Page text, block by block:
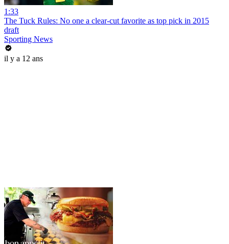
1:33
The Tuck Rules: No one a clear-cut favorite as top pick in 2015
draft
Sporting News
il y a 12 ans